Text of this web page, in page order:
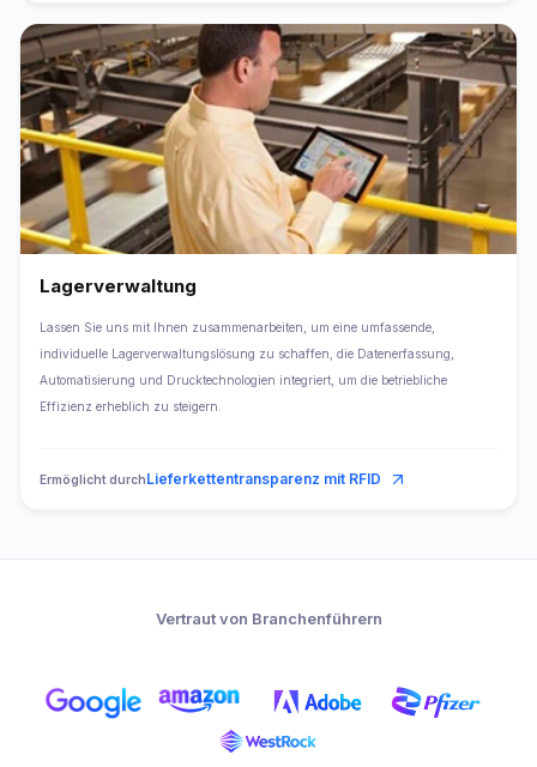
Lagerverwaltung
Lassen Sie uns mit Ihnen zusammenarbeiten, um eine umfassende,
individuelle Lagerverwaltungslösung zu schaffen, die Datenerfassung,
Automatisierung und Drucktechnologien integriert, um die betriebliche
Effizienz erheblich zu steigern.
Ermöglicht durchLieferkettentransparenz mit RFID
Vertraut von Branchenführern